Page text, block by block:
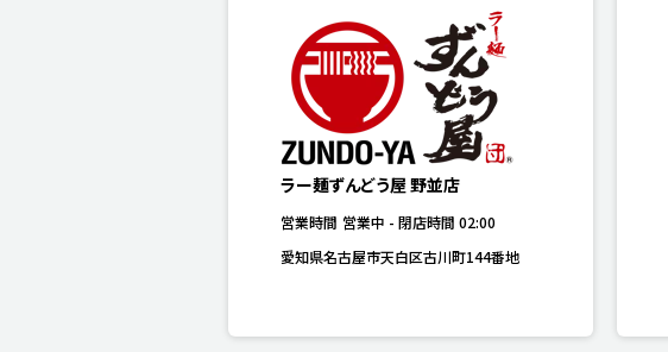
ラー麺ずんどう屋 野並店
営業時間 営業中 - 閉店時間 02:00
愛知県名古屋市天白区古川町144番地